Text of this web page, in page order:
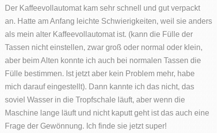
Der Kaffeevollautomat kam sehr schnell und gut verpackt
an. Hatte am Anfang leichte Schwierigkeiten, weil sie anders
als mein alter Kaffeevollautomat ist. (kann die Fülle der
Tassen nicht einstellen, zwar groß oder normal oder klein,
aber beim Alten konnte ich auch bei normalen Tassen die
Fülle bestimmen. Ist jetzt aber kein Problem mehr, habe
mich darauf eingestellt). Dann kannte ich das nicht, das
soviel Wasser in die Tropfschale läuft, aber wenn die
Maschine lange läuft und nicht kaputt geht ist das auch eine
Frage der Gewönnung. Ich finde sie jetzt super!